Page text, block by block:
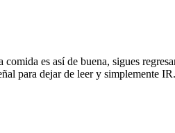
es así de buena, sigues
para dejar de leer y simplemente